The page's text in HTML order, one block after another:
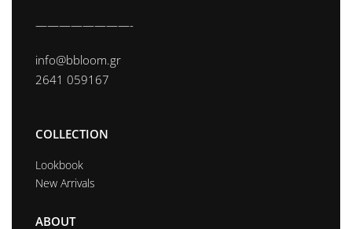
————————-
info@bbloom.gr
2641 059167
COLLECTION
Lookbook
New Arrivals
ABOUT